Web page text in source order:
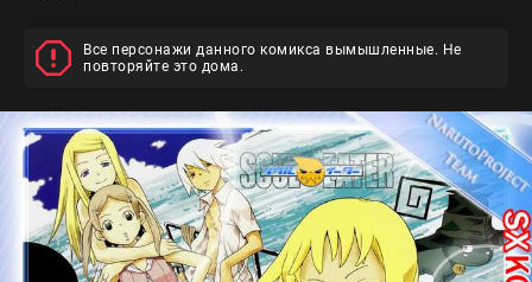
Все персонажи данного комикса вымышленные. Не
повторяйте это дома.